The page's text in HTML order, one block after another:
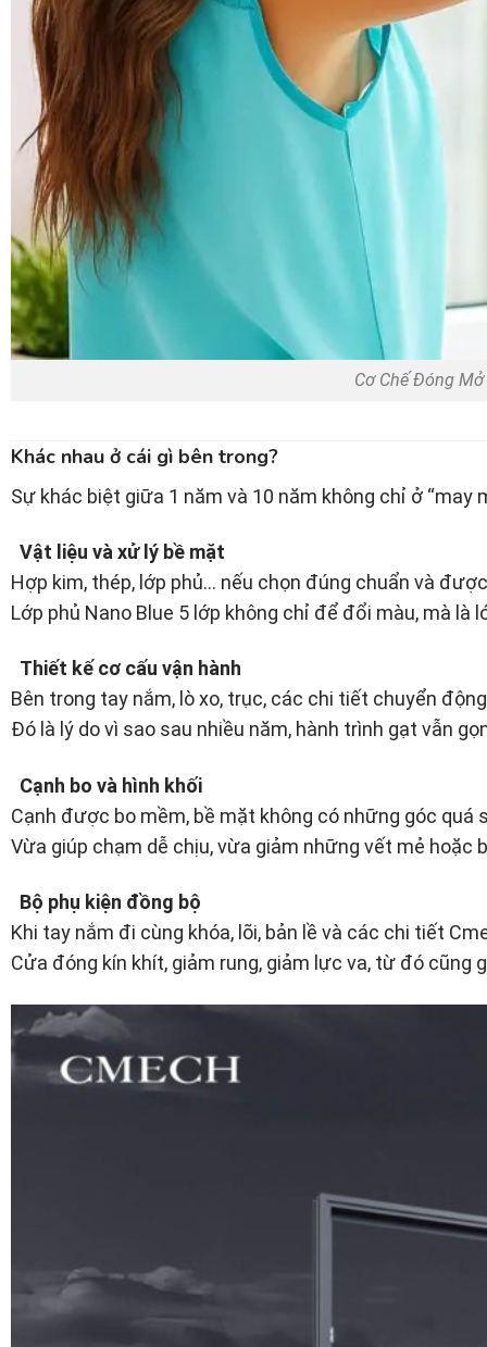
Cơ Chế Đóng
Khác nhau ở cái gì bên trong?
Sự khác biệt giữa 1 năm và 10 năm không chỉ ở “may
Vật liệu và xử lý bề mặt
Hợp kim, thép, lớp phủ… nếu chọn đúng chuẩn và
Lớp phủ Nano Blue 5 lớp không chỉ để đổi màu, mà là
Thiết kế cơ cấu vận hành
Bên trong tay nắm, lò xo, trục, các chi tiết chuyển
Đó là lý do vì sao sau nhiều năm, hành trình gạt vẫn
Cạnh bo và hình khối
Cạnh được bo mềm, bề mặt không có những góc quá
Vừa giúp chạm dễ chịu, vừa giảm những vết mẻ
Bộ phụ kiện đồng bộ
Khi tay nắm đi cùng khóa, lõi, bản lề và các chi tiết
Cửa đóng kín khít, giảm rung, giảm lực va, từ đó cũng